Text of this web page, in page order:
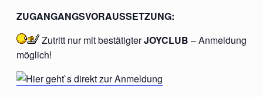
ZUGANGANGSVORAUSSETZUNG:
Zutritt nur mitbestätigterJOYCLUB – Anmeldung
möglich!